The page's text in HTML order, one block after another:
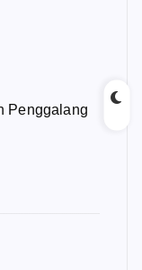
Penggalang